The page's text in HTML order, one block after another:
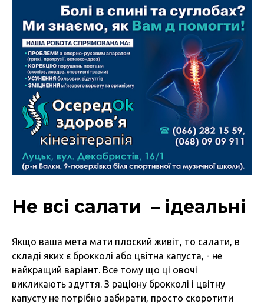
Не всі салати – ідеальні
Якщо ваша мета мати плоский живіт, то салати, в
складі яких є брокколі або цвітна капуста, - не
найкращий варіант. Все тому що ці овочі
викликають здуття. З раціону брокколі і цвітну
капусту не потрібно забирати, просто скоротити